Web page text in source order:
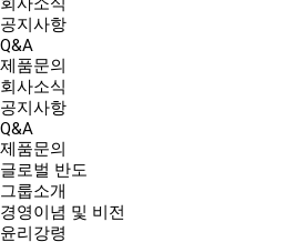
공지사항
Q&A
제품문의
회사소식
공지사항
Q&A
제품문의
글로벌 반도
그룹소개
경영이념 및 비전
윤리강령